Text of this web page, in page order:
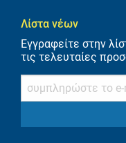
Λίστα νέων
Εγγραφείτε στην
τις τελευταίες